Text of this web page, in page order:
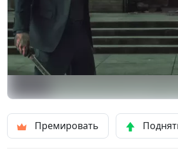
Премировать